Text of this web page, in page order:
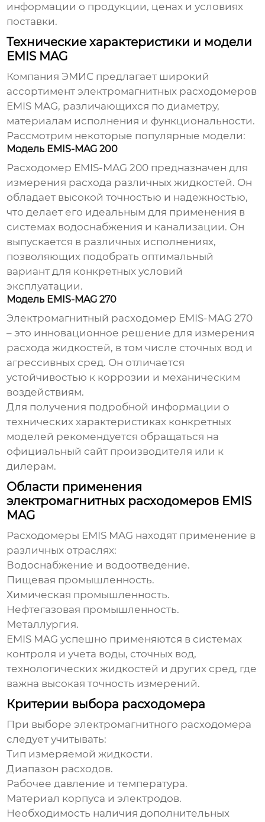
информации о продукции, ценах и условиях
поставки.
Технические характеристики и модели
EMIS MAG
Компания ЭМИС предлагает широкий
ассортиментэлектромагнитных расходомеров
EMIS MAG, различающихся по диаметру,
материалам исполнения и функциональности.
Рассмотрим некоторые популярные модели:
Модель EMIS-MAG 200
Расходомер EMIS-MAG 200 предназначен для
измерения расхода различных жидкостей. Он
обладает высокой точностью и надежностью,
что делает его идеальным для применения в
системах водоснабжения и канализации. Он
выпускается в различных исполнениях,
позволяющих подобрать оптимальный
вариант для конкретных условий
эксплуатации.
Модель EMIS-MAG 270
Электромагнитный расходомер EMIS-MAG 270
– это инновационное решение для измерения
расхода жидкостей, в том числе сточных вод и
агрессивных сред. Он отличается
устойчивостью к коррозии и механическим
воздействиям.
Для получения подробной информации о
технических характеристиках конкретных
моделей рекомендуется обращаться на
официальный сайт производителя или к
дилерам.
Области применения
электромагнитных расходомеров EMIS
MAG
Расходомеры EMIS MAG находят применение в
различных отраслях:
Водоснабжение и водоотведение.
Пищевая промышленность.
Химическая промышленность.
Нефтегазовая промышленность.
Металлургия.
EMIS MAG успешно применяются в системах
контроля и учета воды, сточных вод,
технологических жидкостей и других сред, где
важна высокая точность измерений.
Критерии выбора расходомера
При выбореэлектромагнитного расходомера
следует учитывать:
Тип измеряемой жидкости.
Диапазон расходов.
Рабочее давление и температура.
Материал корпуса и электродов.
Необходимость наличия дополнительных